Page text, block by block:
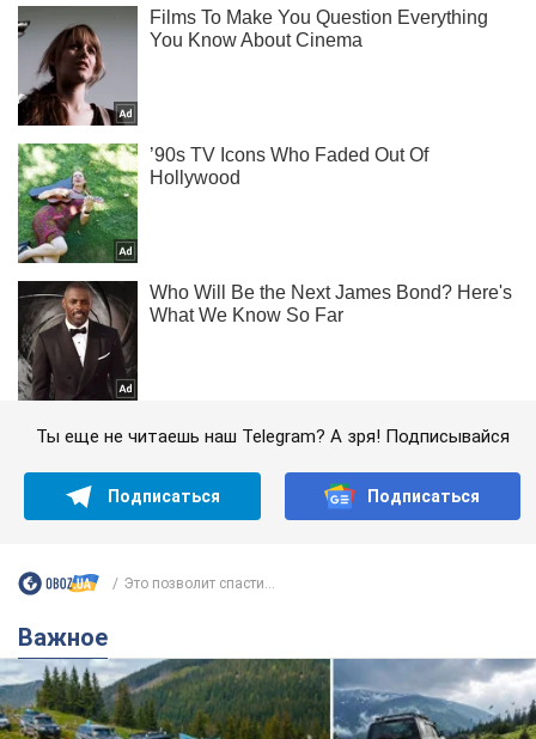
Ты еще не читаешь наш Telegram? А зря! Подписывайся
Подписаться Подписаться
Это позволит спасти...
Важное